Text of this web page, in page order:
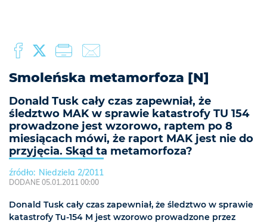
Smoleńska metamorfoza [N]
Donald Tusk cały czas zapewniał, że
śledztwo MAK w sprawie katastrofy TU 154
prowadzone jest wzorowo, raptem po 8
miesiącach mówi, że raport MAK jest nie do
przyjęcia. Skąd ta metamorfoza?
Niedziela 2/2011
DODANE 05.01.2011 00:00
Donald Tusk cały czas zapewniał, że śledztwo w sprawie
katastrofy Tu-154 M jest wzorowo prowadzone przez